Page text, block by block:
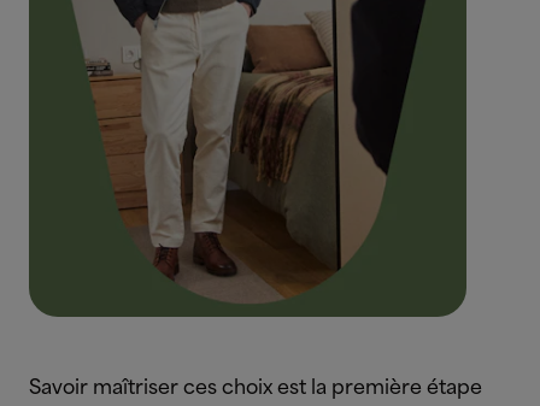
Savoir maîtriser ces choix est la première étape